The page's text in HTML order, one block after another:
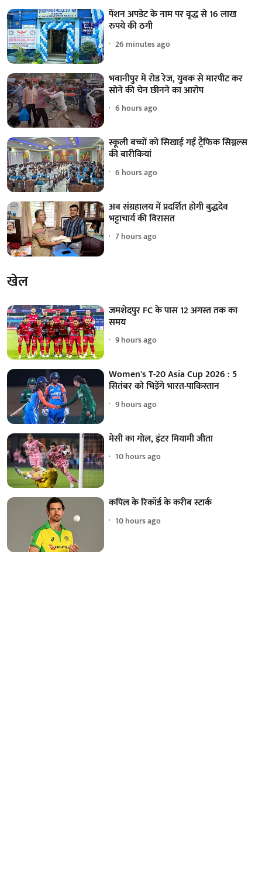
पेंशन अपडेट के नाम पर वृद्ध से 16 लाख
रुपये की ठगी
26 minutes ago
भवानीपुर में रोड रेज, युवक से मारपीट कर
सोने की चेन छीनने का आरोप
6 hours ago
स्कूली बच्चों को सिखाई गईं ट्रैफिक सिग्नल्स
की बारीकियां
6 hours ago
अब संग्रहालय में प्रदर्शित होगी बुद्धदेव
भट्टाचार्य की विरासत
7 hours ago
खेल
जमशेदपुर FC के पास 12 अगस्त तक का
समय
9 hours ago
Women's T-20 Asia Cup 2026 : 5
सितंबर को भिड़ेंगे भारत-पाकिस्तान
9 hours ago
मेसी का गोल, इंटर मियामी जीता
10 hours ago
कपिल के रिकॉर्ड के करीब स्टार्क
10 hours ago